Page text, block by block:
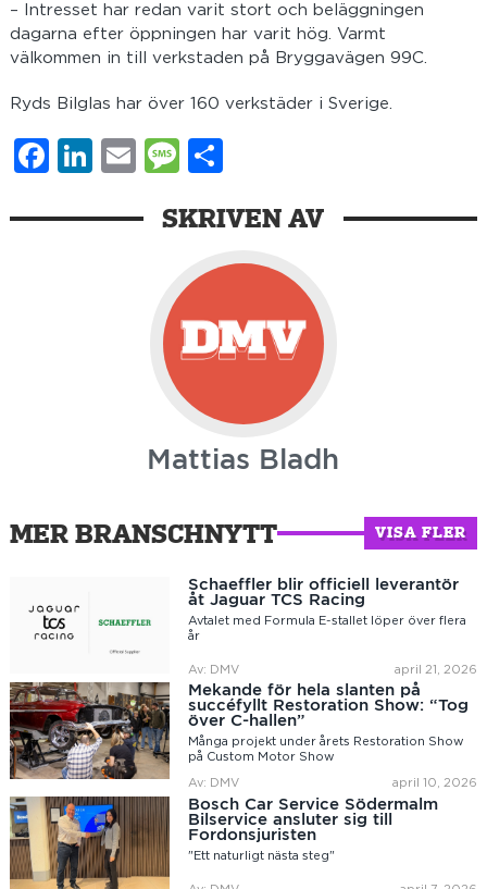
– Intresset har redan varit stort och beläggningen
dagarna efter öppningen har varit hög. Varmt
välkommen in till verkstaden på Bryggavägen 99C.
Ryds Bilglas har över 160 verkstäder i Sverige.
Facebook
LinkedIn
EmailMessage
SKRIVEN AV
Mattias Bladh
MER BRANSCHNYTT VISA FLER
Schaeffler blir officiell leverantör
åt Jaguar TCS Racing
Avtalet med Formula E-stallet löper över flera
år
Av: DMV april 21, 2026
Mekande för hela slanten på
succéfyllt Restoration Show: “Tog
över C-hallen”
Många projekt under årets Restoration Show
på Custom Motor Show
Av: DMV april 10, 2026
Bosch Car Service Södermalm
Bilservice ansluter sig till
Fordonsjuristen
"Ett naturligt nästa steg"